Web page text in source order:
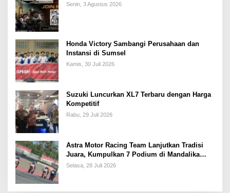
Senin, 3 Agustus 2026
Honda Victory Sambangi Perusahaan dan
Instansi di Sumsel
Kamis, 30 Juli 2026
Suzuki Luncurkan XL7 Terbaru dengan Harga
Kompetitif
Rabu, 29 Juli 2026
Astra Motor Racing Team Lanjutkan Tradisi
Juara, Kumpulkan 7 Podium di Mandalika
Racing Series Putaran ke 3
Selasa, 28 Juli 2026